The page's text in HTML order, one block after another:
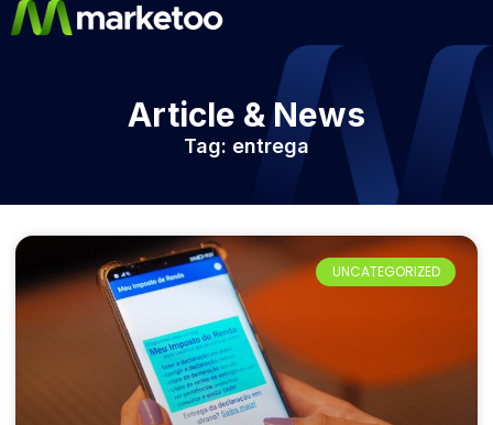
Article & News
Tag: entrega
UNCATEGORIZED